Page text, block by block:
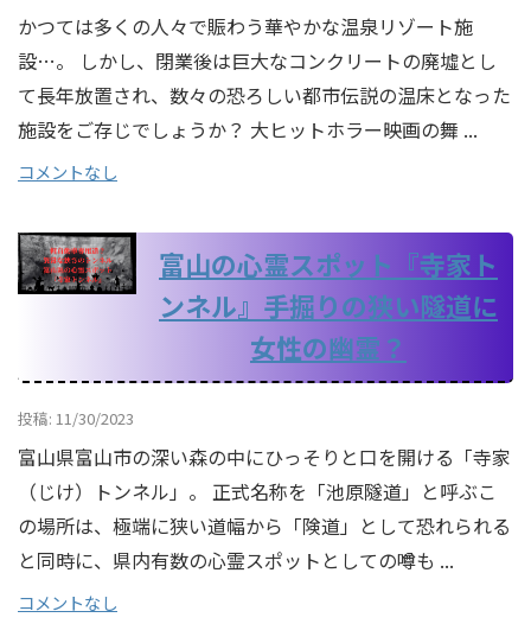
かつては多くの人々で賑わう華やかな温泉リゾート施
設…。 しかし、閉業後は巨大なコンクリートの廃墟とし
て長年放置され、数々の恐ろしい都市伝説の温床となった
施設をご存じでしょうか？ 大ヒットホラー映画の舞 ...
コメントなし
富山の心霊スポット『寺家ト
ンネル』手掘りの狭い隧道に
女性の幽霊？
投稿: 11/30/2023
富山県富山市の深い森の中にひっそりと口を開ける「寺家
（じけ）トンネル」。 正式名称を「池原隧道」と呼ぶこ
の場所は、極端に狭い道幅から「険道」として恐れられる
と同時に、県内有数の心霊スポットとしての噂も ...
コメントなし